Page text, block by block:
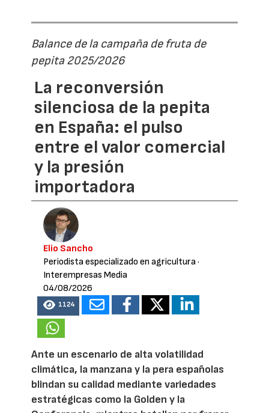
Balance de la campaña de fruta de
pepita 2025/2026
La reconversión
silenciosa de la pepita
en España: el pulso
entre el valor comercial
y la presión
importadora
Elio Sancho
Periodista especializado en agricultura·
Interempresas Media
04/08/2026
1124
Ante un escenario de alta volatilidad
climática, la manzana y la pera españolas
blindan su calidad mediante variedades
estratégicas como la Golden y la